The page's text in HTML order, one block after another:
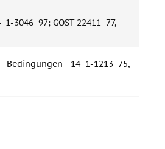
3046−97; GOST 22411−77,
14−1-1213−75,